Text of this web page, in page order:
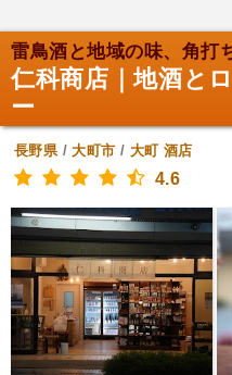
雷鳥酒と地域の味、角打
仁科商店｜地酒と
ー
長野県/大町市 / 大町 酒店
4.6